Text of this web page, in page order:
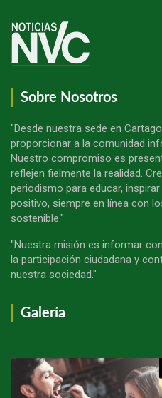
Sobre Nosotros
"Desde nuestra sede en
proporcionar a la comunidad
Nuestro compromiso es
reflejen fielmente la realidad.
periodismo para educar,
positivo, siempre en línea con
sostenible."
"Nuestra misión es informar
la participación ciudadana y
nuestra sociedad."
Galería